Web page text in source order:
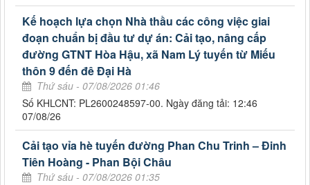
Kế hoạch lựa chọn Nhà thầu các công việc giai
đoạn chuẩn bị đầu tư dự án: Cải tạo, nâng cấp
đường GTNT Hòa Hậu, xã Nam Lý tuyến từ Miếu
thôn 9 đến đê Đại Hà
Thứ sáu - 07/08/2026 01:46
Số KHLCNT: PL2600248597-00. Ngày đăng tải: 12:46
07/08/26
Cải tạo vỉa hè tuyến đường Phan Chu Trinh – Đinh
Tiên Hoàng - Phan Bội Châu
Thứ sáu - 07/08/2026 01:35